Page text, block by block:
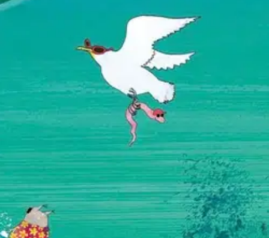
toiseen? Äiti ja kolme villiä vekaraa, uupunut
runotarina kuljettaa kaikenkarvaista retkuetta ihmeestä
enemmän. Kirja on Tove Janssonin Kuinkas sitten kävikään -